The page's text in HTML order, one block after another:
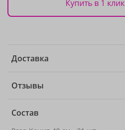
Купить в 1 клик
Доставка
Отзывы
Состав